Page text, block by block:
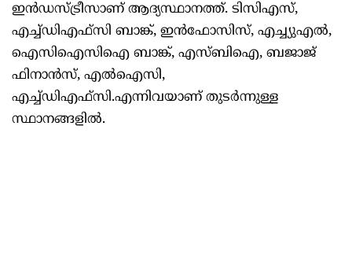
ഇന്‍ഡസ്ട്രീസാണ് ആദ്യസ്ഥാനത്ത്. ടിസിഎസ്,
എച്ച്ഡിഎഫ്‌സി ബാങ്ക്, ഇന്‍ഫോസിസ്, എച്ച്യുഎല്‍,
ഐസിഐസിഐ ബാങ്ക്, എസ്ബിഐ, ബജാജ്
ഫിനാന്‍സ്, എല്‍ഐസി,
എച്ച്ഡിഎഫ്‌സി.എന്നിവയാണ് തുടര്‍ന്നുള്ള
സ്ഥാനങ്ങളില്‍.